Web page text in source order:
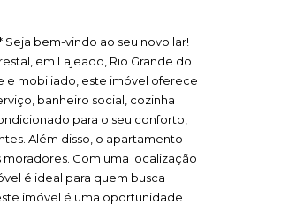
bem-vindo ao seu novo lar!
em Lajeado, Rio Grande do
e mobiliado, este imóvel oferece
banheiro social, cozinha
para o seu conforto,
Além disso, o apartamento
Com uma localização
é ideal para quem busca
imóvel é uma oportunidade